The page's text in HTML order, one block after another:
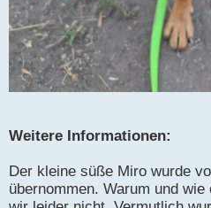
Weitere Informationen:
Der kleine süße Miro wurde
übernommen. Warum und